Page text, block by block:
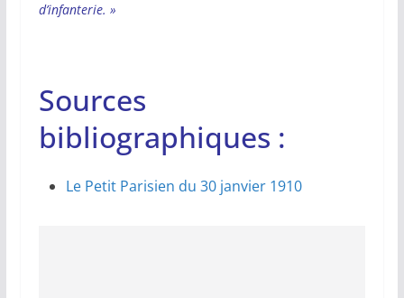
d’infanterie. »
Sources
bibliographiques :
Le Petit Parisien du 30 janvier 1910